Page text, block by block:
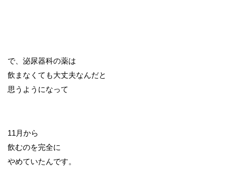
で、泌尿器科の薬は
飲まなくても大丈夫なんだと
思うようになって
11月から
飲むのを完全に
やめていたんです。